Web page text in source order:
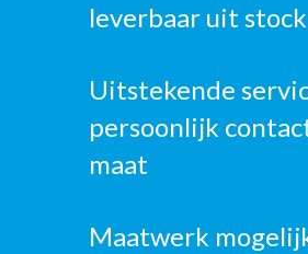
leverbaar uit stock
Uitstekende
persoonlijk
maat
Maatwerk